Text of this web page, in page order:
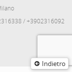
Indietro
/ +3902316092